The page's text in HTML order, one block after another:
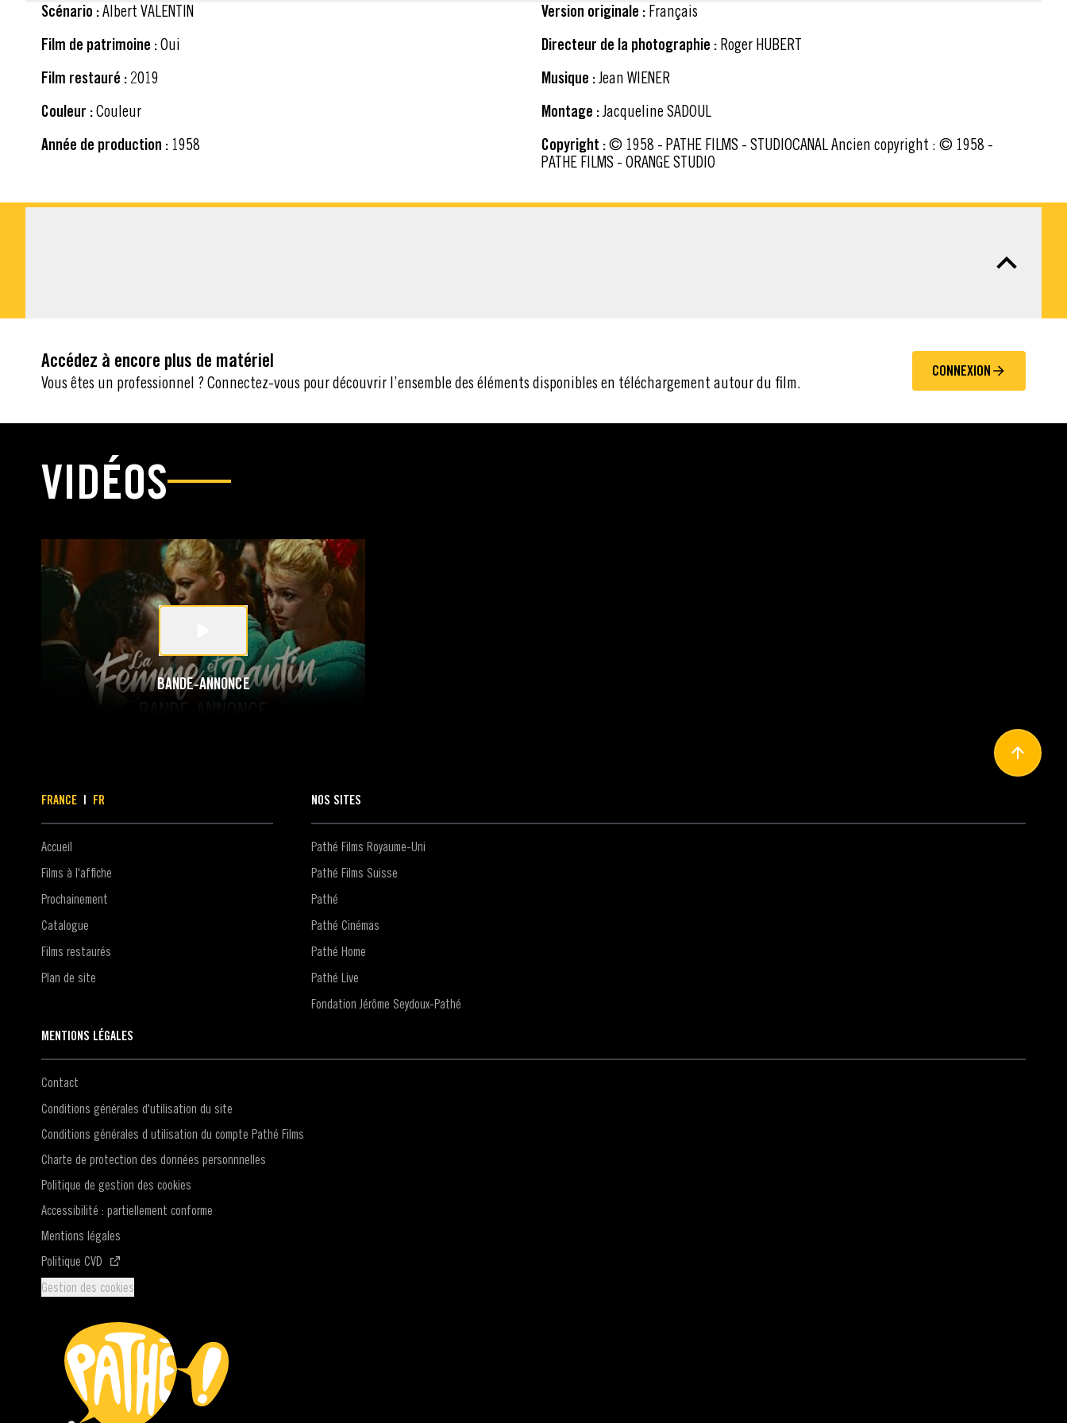
Scénario :Albert VALENTIN
Film de patrimoine :Oui
Film restauré : 2019
Couleur :Couleur
Année de production : 1958
Version originale : Français
Directeur de la photographie : Roger HUBERT
Musique :Jean WIENER
Montage :Jacqueline SADOUL
Copyright :
PATHE FILMS - ORANGE STUDIO
Accédez à encore plus de matériel
Vous êtes un professionnel ? Connectez-vous pour découvrir l’ensemble des éléments disponibles en téléchargement autour du film.
CONNEXION
VIDÉOS
BANDE-ANNONCE
FRANCE FR
Accueil
Films à l'affiche
Prochainement
Catalogue
Films restaurés
Plan de site
NOS SITES
Pathé Films Royaume-Uni
Pathé Films Suisse
Pathé
Pathé Cinémas
Pathé Home
Pathé Live
Fondation Jérôme Seydoux-Pathé
MENTIONS LÉGALES
Contact
Conditions générales d'utilisation du site
Conditions générales d utilisation du compte Pathé Films
Charte de protection des données personnnelles
Politique de gestion des cookies
Accessibilité : partiellement conforme
Mentions légales
Politique CVD (S'ouvre dans une nouvelle fenêtre)
Gestion des cookies